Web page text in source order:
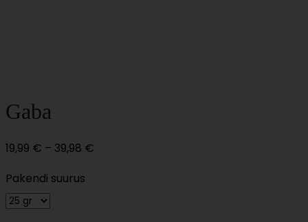
Gaba
19,99 € – 39,98 €
Pakendi suurus